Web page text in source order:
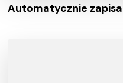
Automatycznie